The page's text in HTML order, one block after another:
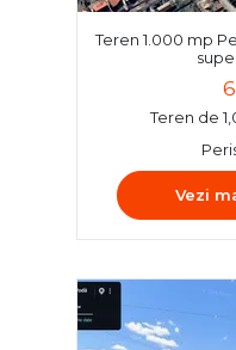
Teren 1.000 mp
Teren de
Vezi